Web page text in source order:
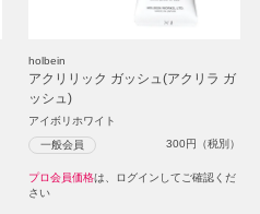
holbein
アクリリック ガッシュ(アクリラ ガ
ッシュ)
アイボリホワイト
一般会員 300円（税別）
プロ会員価格は、ログインしてご確認くだ
さい